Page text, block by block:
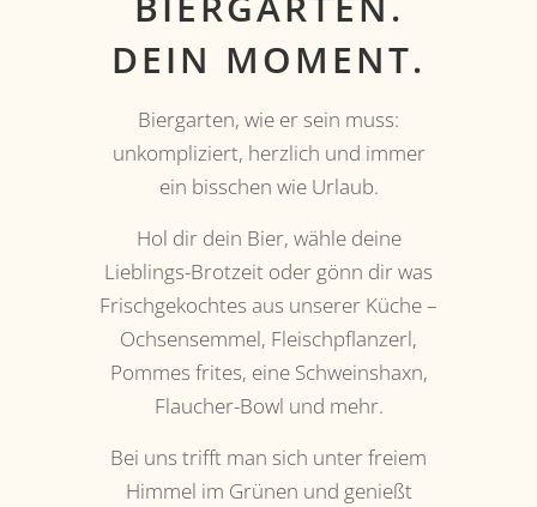
DEIN MOMENT.
Biergarten, wie er sein muss:
unkompliziert, herzlich und immer
ein bisschen wie Urlaub.
Hol dir dein Bier, wähle deine
Lieblings-Brotzeit oder gönn dir was
Frischgekochtes aus unserer Küche –
Ochsensemmel, Fleischpflanzerl,
Pommes frites, eine Schweinshaxn,
Flaucher-Bowl und mehr.
Bei uns trifft man sich unter freiem
Himmel im Grünen und genießt